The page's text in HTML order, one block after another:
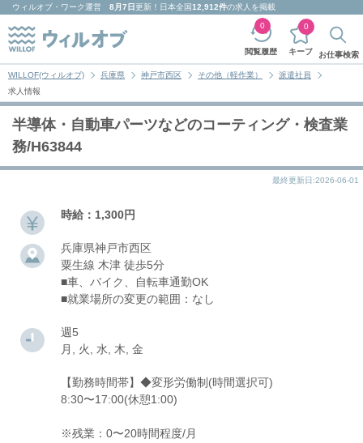
ウィルオブ・ワーク運営 8月7日更新！日本全国12,912件の求人を掲載
閲覧履歴
0
キープ
0
お仕事検索
WILLOF(ウィルオブ) 兵庫県 神戸市西区 その他（軽作業）
派遣社員
求人情報
半導体・自動車パーツなどのコーティング・検査業
務/H63844
最終更新日:2026-06-01
時給：1,300円
兵庫県神戸市西区
粟生線 木津 徒歩5分
■車、バイク、自転車通勤OK
■就業場所の変更の範囲：なし
週5
月, 火, 水, 木, 金
【勤務時間帯】◆変形労働制(時間選択可)
8:30〜17:00(休憩1:00)
※残業：0〜20時間程度/月